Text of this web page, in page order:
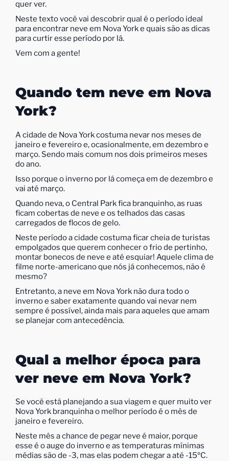
quer ver.
Neste texto você vai descobrir qual é o período ideal
para encontrar neve em Nova York e quais são as dicas
para curtir esse período por lá.
Vem com a gente!
Quando tem neve em Nova
York?
A cidade de Nova York costuma nevar nos meses de
janeiro e fevereiro e, ocasionalmente, em dezembro e
março. Sendo mais comum nos dois primeiros meses
do ano.
Isso porque o inverno por lá começa em de dezembro e
vai até março.
Quando neva, o Central Park fica branquinho, as ruas
ficam cobertas de neve e os telhados das casas
carregados de flocos de gelo.
Neste período a cidade costuma ficar cheia de turistas
empolgados que querem conhecer o frio de pertinho,
montar bonecos de neve e até esquiar! Aquele clima de
filme norte-americano que nós já conhecemos, não é
mesmo?
Entretanto, a neve em Nova York não dura todo o
inverno e saber exatamente quando vai nevar nem
sempre é possível, ainda mais para aqueles que amam
se planejar com antecedência.
Qual a melhor época para
ver neve em Nova York?
Se você está planejando a sua viagem e quer muito ver
Nova York branquinha o melhor período é o mês de
janeiro e fevereiro.
Neste mês a chance de pegar neve é maior, porque
esse é o auge do inverno e as temperaturas mínimas
médias são de -3, mas elas podem chegar a até -15ºC.